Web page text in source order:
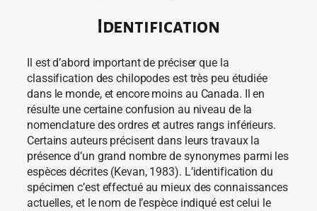
Identification
Il est d’abord important de préciser que la
classification des chilopodes est très peu étudiée
dans le monde, et encore moins au Canada. Il en
résulte une certaine confusion au niveau de la
nomenclature des ordres et autres rangs inférieurs.
Certains auteurs précisent dans leurs travaux la
présence d’un grand nombre de synonymes parmi les
espèces décrites (Kevan, 1983). L’identification du
spécimen c’est effectué au mieux des connaissances
actuelles, et le nom de l’espèce indiqué est celui le